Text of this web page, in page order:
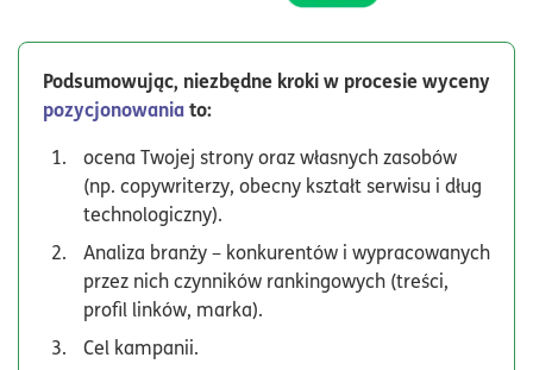
Podsumowując, niezbędne kroki w procesie wyceny
pozycjonowaniato:
ocena Twojej strony oraz własnych zasobów
(np. copywriterzy, obecny kształt serwisu i dług
technologiczny).
Analiza branży – konkurentów i wypracowanych
przez nich czynników rankingowych (treści,
profil linków, marka).
Cel kampanii.